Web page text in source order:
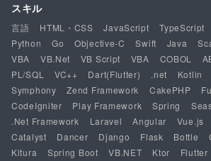
スキル
言語 HTML・CSS JavaScript TypeScript
Python
Go Objective-C Swift Java
VBA
VB.Net VB Script VBA COBOL
PL/SQL
VC++ Dart(Flutter) .net Kotlin
Symphony
Zend Framework CakePHP
CodeIgniter
Play Framework Spring
.Net Framework
Laravel Angular Vue.js
Catalyst
Dancer Django Flask Bottle
Kitura
Spring Boot VB.NET Ktor Flutter